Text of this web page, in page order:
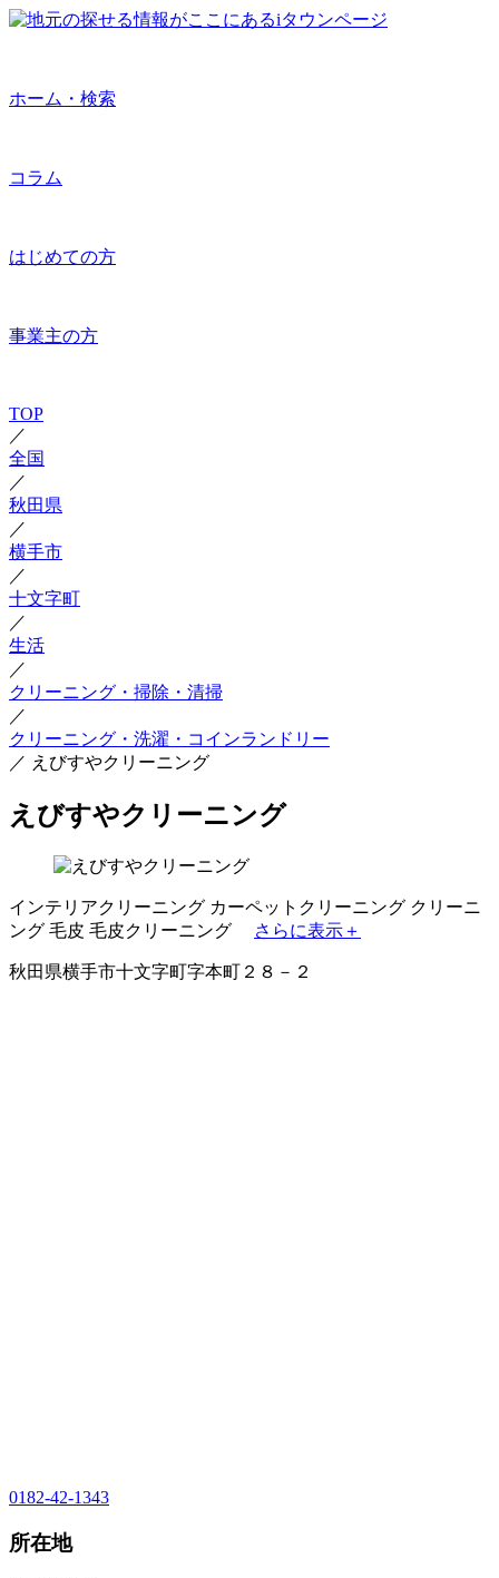
ホーム・検索
コラム
はじめての方
事業主の方
TOP
／
全国
／
秋田県
／
横手市
／
十文字町
／
生活
／
クリーニング・掃除・清掃
／
クリーニング・洗濯・コインランドリー
／ えびすやクリーニング
えびすやクリーニング
インテリアクリーニング カーペットクリーニング クリーニ
ング 毛皮 毛皮クリーニング さらに表示＋
秋田県横手市十文字町字本町２８－２
0182-42-1343
所在地